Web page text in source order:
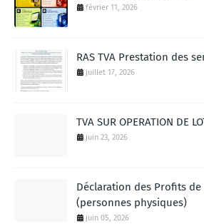
février 11, 2026
RAS TVA Prestation des
juillet 17, 2026
TVA SUR OPERATION DE
juin 23, 2026
Déclaration des Profits
(personnes physiques)
juin 05, 2026